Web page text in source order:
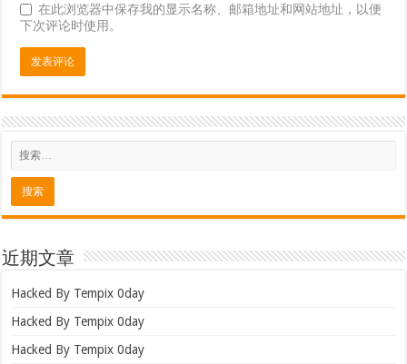
在此浏览器中保存我的显示名称、邮箱地址和网站地址，以便
下次评论时使用。
近期文章
Hacked By Tempix 0day
Hacked By Tempix 0day
Hacked By Tempix 0day